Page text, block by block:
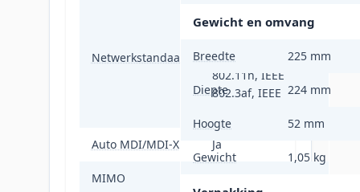
Netwerkstandaard
802.11ac, IEEE
802.11g, IEEE
802.11n, IEEE
802.3af, IEEE
Auto MDI/MDI-X Ja
MIMO
Gewicht en omvang
Breedte 225 mm
Diepte 224 mm
Hoogte 52 mm
Gewicht 1,05 kg